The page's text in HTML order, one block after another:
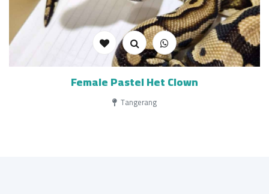
Female Pastel Het Clown
Tangerang